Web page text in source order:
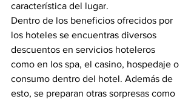
característica del lugar.
Dentro de los beneficios ofrecidos por
los hoteles se encuentras diversos
descuentos en servicios hoteleros
como en los spa, el casino, hospedaje o
consumo dentro del hotel. Además de
esto, se preparan otras sorpresas como